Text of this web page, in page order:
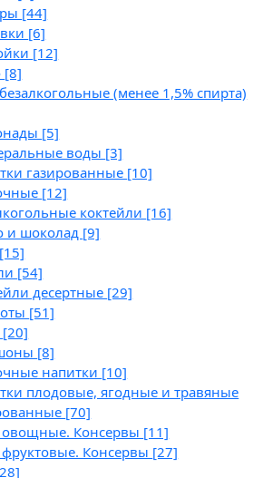
[44]
[6]
[12]
[8]
(менее 1,5% спирта)
[5]
воды [3]
газированные [10]
[12]
коктейли [16]
и шоколад [9]
[15]
[54]
десертные [29]
[51]
[20]
[8]
напитки [10]
плодовые, ягодные и травяные
[70]
овощные. Консервы [11]
Консервы [27]